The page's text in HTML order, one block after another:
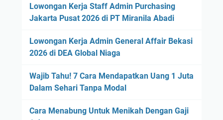
Lowongan Kerja Staff Admin Purchasing
Jakarta Pusat 2026 di PT Miranila Abadi
Lowongan Kerja Admin General Affair Bekasi
2026 di DEA Global Niaga
Wajib Tahu! 7 Cara Mendapatkan Uang 1 Juta
Dalam Sehari Tanpa Modal
Cara Menabung Untuk Menikah Dengan Gaji